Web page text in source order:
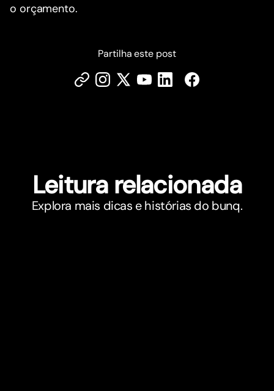
o orçamento.
Partilha este post
Leitura relacionada
Explora mais dicas e histórias do bunq.